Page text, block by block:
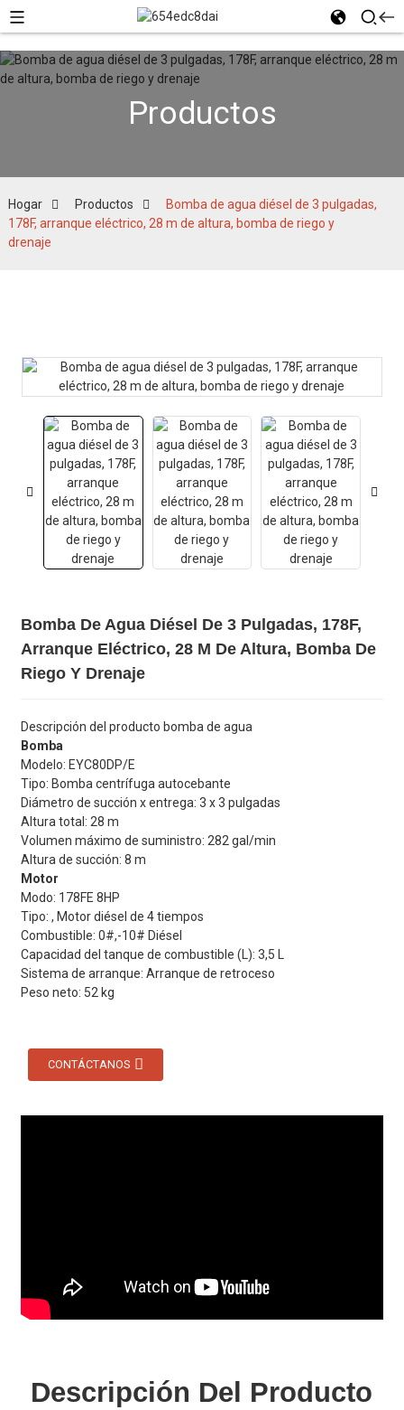
Productos
Hogar Productos
Bomba de agua diésel de 3 pulgadas,
178F, arranque eléctrico, 28 m de altura, bomba de riego y
drenaje
Bomba De Agua Diésel De 3 Pulgadas, 178F,
Arranque Eléctrico, 28 M De Altura, Bomba De
Riego Y Drenaje
Descripción del producto bomba de agua
Bomba
Modelo: EYC80DP/E
Tipo: Bomba centrífuga autocebante
Diámetro de succión x entrega: 3 x 3 pulgadas
Altura total: 28 m
Volumen máximo de suministro: 282 gal/min
Altura de succión: 8 m
Motor
Modo: 178FE 8HP
Tipo: , Motor diésel de 4 tiempos
Combustible: 0#,-10# Diésel
Capacidad del tanque de combustible (L): 3,5 L
Sistema de arranque: Arranque de retroceso
Peso neto: 52 kg
CONTÁCTANOS
Descripción Del Producto